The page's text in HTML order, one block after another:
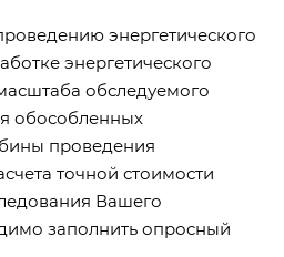
энергетического
энергетического
обследуемого
обособленных
проведения
точной стоимости
Вашего
заполнить опросный